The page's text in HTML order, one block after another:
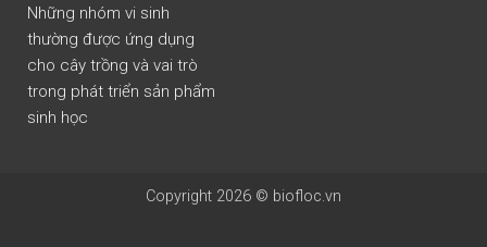
Những nhóm vi sinh
thường được ứng dụng
cho cây trồng và vai trò
trong phát triển sản phẩm
sinh học
Copyright 2026 © biofloc.vn